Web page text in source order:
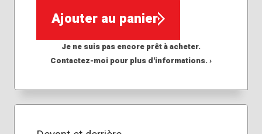
Ajouter au panier
Je ne suis pas encore prêt à acheter.
Contactez-moi pour plus d'informations. ›